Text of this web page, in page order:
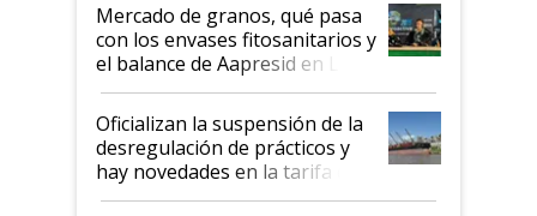
Mercado de granos, qué pasa
con los envases fitosanitarios y
el balance de Aapresid en La
Posta
Oficializan la suspensión de la
desregulación de prácticos y
hay novedades en la tarifa de
la hidrovía